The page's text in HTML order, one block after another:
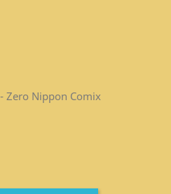
Zero Nippon Comix